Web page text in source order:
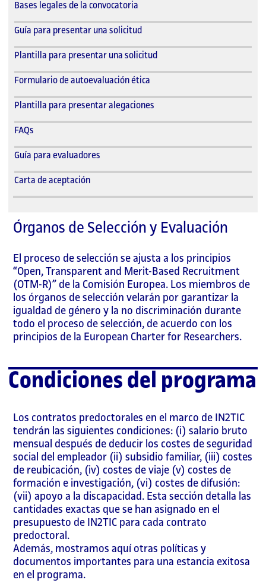
Bases legales de la convocatoria
Guía para presentar una solicitud
Plantilla para presentar una solicitud
Formulario de autoevaluación ética
Plantilla para presentar alegaciones
FAQs
Guía para evaluadores
Carta de aceptación
Órganos de Selección y Evaluación
El proceso de selección se ajusta a los principios
“Open, Transparent and Merit-Based Recruitment
(OTM-R)” de la Comisión Europea. Los miembros de
los órganos de selección velarán por garantizar la
igualdad de género y la no discriminación durante
todo el proceso de selección, de acuerdo con los
principios de la European Charter for Researchers.
Condiciones del programa
Los contratos predoctorales en el marco de IN2TIC
tendrán las siguientes condiciones: (i) salario bruto
mensual después de deducir los costes de seguridad
social del empleador (ii) subsidio familiar, (iii) costes
de reubicación, (iv) costes de viaje (v) costes de
formación e investigación, (vi) costes de difusión:
(vii) apoyo a la discapacidad. Esta sección detalla las
cantidades exactas que se han asignado en el
presupuesto de IN2TIC para cada contrato
predoctoral.
Además, mostramos aquí otras políticas y
documentos importantes para una estancia exitosa
en el programa.